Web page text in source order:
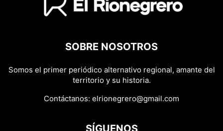
SOBRE NOSOTROS
Somos el primer periódico alternativo regional, amante del
territorio y su historia.
Contáctanos: elrionegrero@gmail.com